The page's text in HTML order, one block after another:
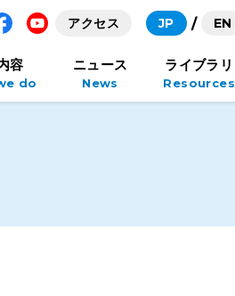
アクセス EN
JP
容
do
ニュース
News
ライブラリ
Resources